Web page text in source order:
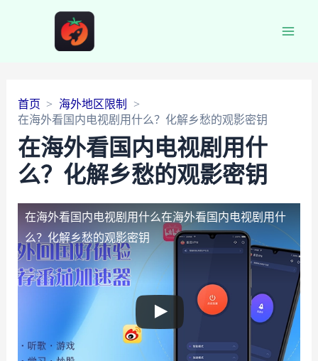
首页
海外地区限制
在海外看国内电视剧用什么？化解乡愁的观影密钥
在海外看国内电视剧用什
么？化解乡愁的观影密钥
在海外看国内电视剧用什么在海外看国内电视剧用什
么？化解乡愁的观影密钥